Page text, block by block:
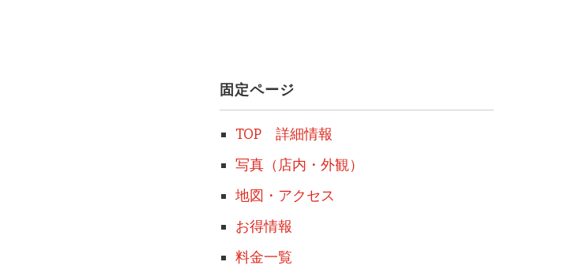
固定ページ
TOP 詳細情報
写真（店内・外観）
地図・アクセス
お得情報
料金一覧